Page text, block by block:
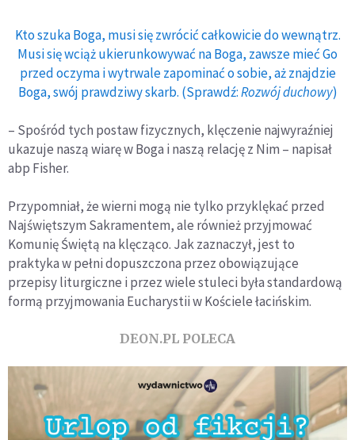
Kto szuka Boga, musi się zwrócić całkowicie do wewnątrz.
Musi się wciąż ukierunkowywać na Boga, zawsze mieć Go
przed oczyma i wytrwale zapominać o sobie, aż znajdzie
Boga, swój prawdziwy skarb. (Sprawdź:Rozwój duchowy)
– Spośród tych postaw fizycznych, klęczenie najwyraźniej
ukazuje naszą wiarę w Boga i naszą relację z Nim – napisał
abp Fisher.
Przypomniał, że wierni mogą nie tylko przyklękać przed
Najświętszym Sakramentem, ale również przyjmować
Komunię Świętą na klęcząco. Jak zaznaczył, jest to
praktyka w pełni dopuszczona przez obowiązujące
przepisy liturgiczne i przez wiele stuleci była standardową
formą przyjmowania Eucharystii w Kościele łacińskim.
DEON.PL POLECA